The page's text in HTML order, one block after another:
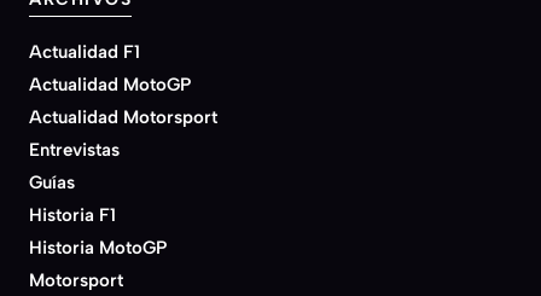
Actualidad F1
Actualidad MotoGP
Actualidad Motorsport
Entrevistas
Guías
Historia F1
Historia MotoGP
Motorsport